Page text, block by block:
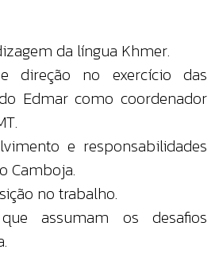
da língua Khmer.
direção no exercício das
Edmar como coordenador
e responsabilidades
Camboja.
no trabalho.
assumam os desafios